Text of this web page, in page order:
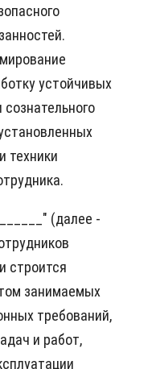
устойчивых
техники
(далее -
строится
занимаемых
требований,
и работ,